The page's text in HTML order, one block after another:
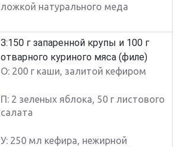
ложкой натурального меда
З:150 г запаренной крупы и 100 г
отварного куриного мяса (филе)
О: 200 г каши, залитой кефиром
П: 2 зеленых яблока, 50 г листового
салата
У: 250 мл кефира, нежирной